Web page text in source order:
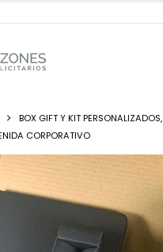
BOX GIFT Y KIT PERSONALIZADOS,
CORPORATIVO